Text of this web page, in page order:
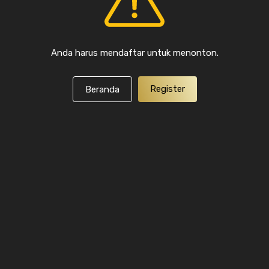
Anda harus mendaftar untuk menonton.
Beranda Register